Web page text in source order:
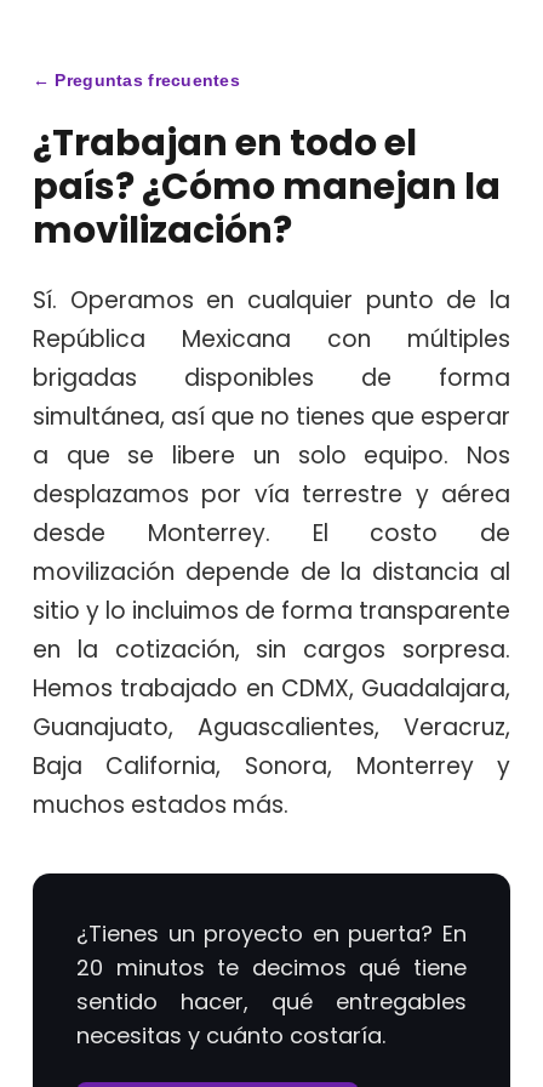
← Preguntas frecuentes
¿Trabajan en todo el
país? ¿Cómo manejan la
movilización?
Sí. Operamos en cualquier punto de la
República Mexicana con múltiples
brigadas disponibles de forma
simultánea, así que no tienes que esperar
a que se libere un solo equipo. Nos
desplazamos por vía terrestre y aérea
desde Monterrey. El costo de
movilización depende de la distancia al
sitio y lo incluimos de forma transparente
en la cotización, sin cargos sorpresa.
Hemos trabajado en CDMX, Guadalajara,
Guanajuato, Aguascalientes, Veracruz,
Baja California, Sonora, Monterrey y
muchos estados más.
¿Tienes un proyecto en puerta? En
20 minutos te decimos qué tiene
sentido hacer, qué entregables
necesitas y cuánto costaría.